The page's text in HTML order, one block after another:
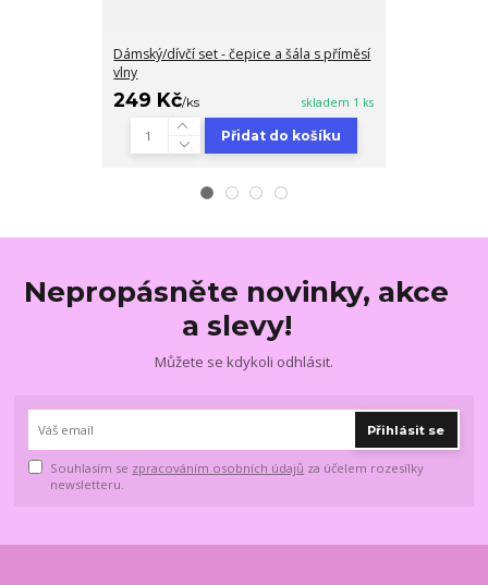
Dámský/dívčí set - čepice a šála s příměsí
vlny
249 Kč/ks skladem 1 ks
Přidat do košíku
Nepropásněte novinky, akce
a slevy!
Můžete se kdykoli odhlásit.
Přihlásit se
Souhlasím se zpracováním osobních údajů za účelem rozesílky
newsletteru.